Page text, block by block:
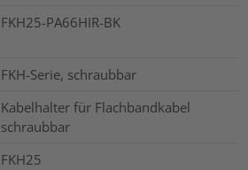
FKH25-PA66HIR-BK
FKH-Serie, schraubbar
Kabelhalter für Flachbandkabel
schraubbar
FKH25